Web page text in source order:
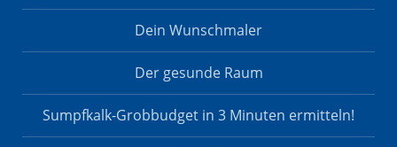
Dein Wunschmaler
Der gesunde Raum
Sumpfkalk-Grobbudget in 3 Minuten ermitteln!